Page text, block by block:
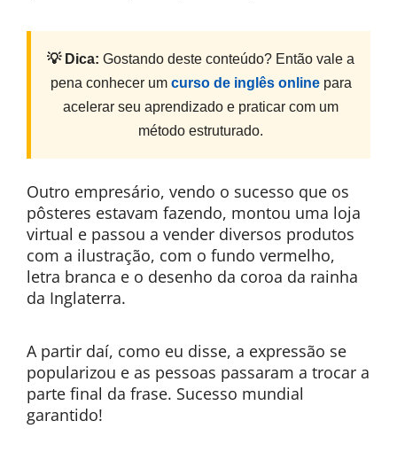
💡 Dica: Gostando deste conteúdo? Então vale a
pena conhecer um curso de inglês onlinepara
acelerar seu aprendizado e praticar com um
método estruturado.
Outro empresário, vendo o sucesso que os
pôsteres estavam fazendo, montou uma loja
virtual e passou a vender diversos produtos
com a ilustração, com o fundo vermelho,
letra branca e o desenho da coroa da rainha
da Inglaterra.
A partir daí, como eu disse, a expressão se
popularizou e as pessoas passaram a trocar a
parte final da frase. Sucesso mundial
garantido!